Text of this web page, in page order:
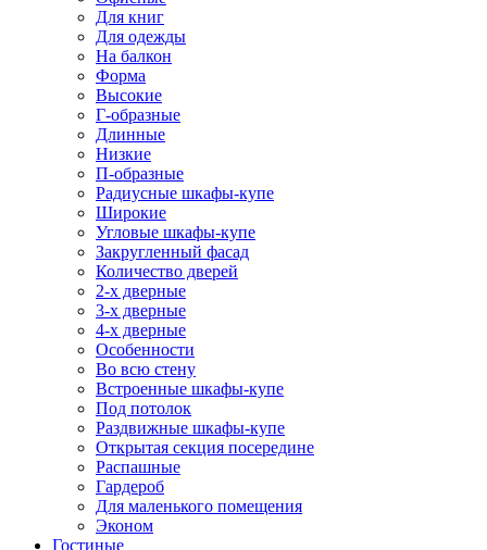
Для книг
Для одежды
На балкон
Форма
Высокие
Г-образные
Длинные
Низкие
П-образные
Радиусные шкафы-купе
Широкие
Угловые шкафы-купе
Закругленный фасад
Количество дверей
2-х дверные
3-х дверные
4-х дверные
Особенности
Во всю стену
Встроенные шкафы-купе
Под потолок
Раздвижные шкафы-купе
Открытая секция посередине
Распашные
Гардероб
Для маленького помещения
Эконом
Гостиные